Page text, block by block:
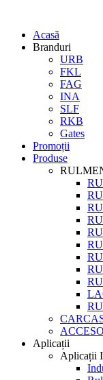
Acasă
Branduri
URB
FKL
FAG
INA
SLF
RKB
Gates
Promoții
Produse
Aplicații
Aplicații